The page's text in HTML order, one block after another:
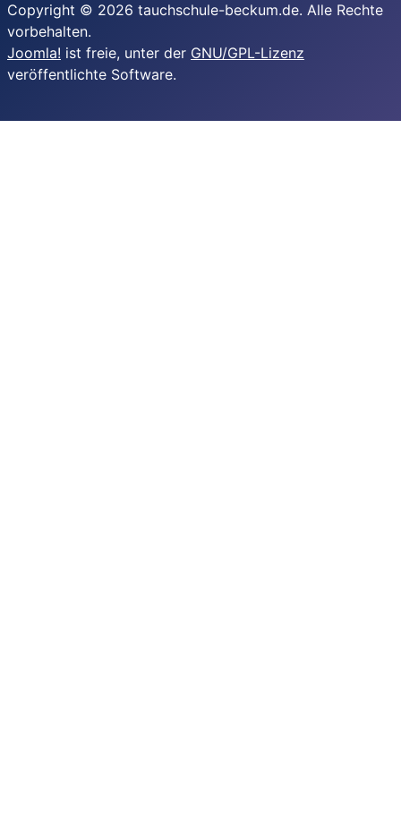
Copyright © 2026 tauchschule-beckum.de. Alle Rechte
vorbehalten.
Joomla! ist freie, unter der GNU/GPL-Lizenz
veröffentlichte Software.